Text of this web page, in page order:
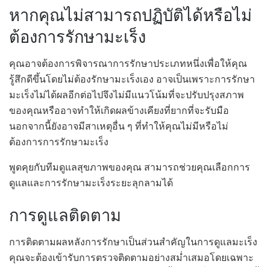
หากคุณไม่สามารถปฏิบัติได้หรือไม่
ต้องการรักษามะเร็ง
คุณอาจต้องการพิจารณาการรักษาประเภทหนึ่งเพื่อให้คุณ
รู้สึกดีขึ้นโดยไม่ต้องรักษามะเร็งเอง อาจเป็นเพราะการรักษา
มะเร็งไม่ได้ผลอีกต่อไปจึงไม่มีแนวโน้มที่จะปรับปรุงสภาพ
ของคุณหรืออาจทำให้เกิดผลข้างเคียงที่ยากที่จะรับมือ
นอกจากนี้ยังอาจมีสาเหตุอื่น ๆ ที่ทำให้คุณไม่มีหรือไม่
ต้องการการรักษามะเร็ง
พูดคุยกับทีมดูแลสุขภาพของคุณ สามารถช่วยคุณเลือกการ
ดูแลและการรักษามะเร็งระยะลุกลามได้
การดูแลติดตาม
การติดตามผลหลังการรักษาเป็นส่วนสำคัญในการดูแลมะเร็ง
คุณจะต้องเข้ารับการตรวจติดตามอย่างสม่ำเสมอโดยเฉพาะ